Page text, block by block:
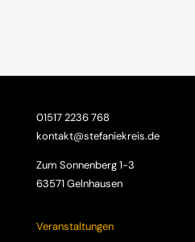
01517 2236 768
kontakt@stefaniekreis.de
Zum Sonnenberg 1-3
63571 Gelnhausen
Veranstaltungen